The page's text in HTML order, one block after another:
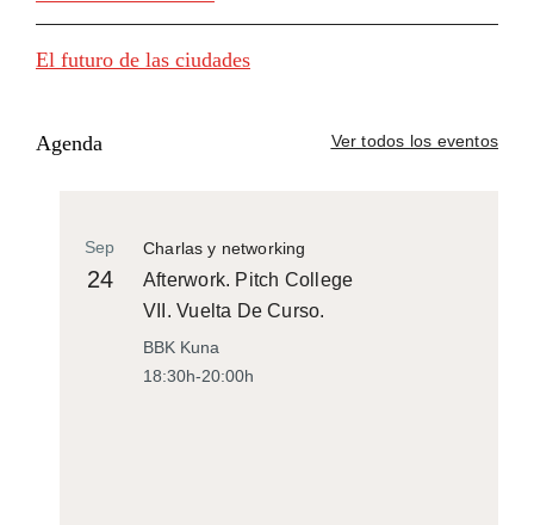
El futuro de las ciudades
Agenda Ver todos los eventos
Charlas y networking
Sep
24
Afterwork. Pitch College
VII. Vuelta De Curso.
BBK Kuna
18:30h-20:00h